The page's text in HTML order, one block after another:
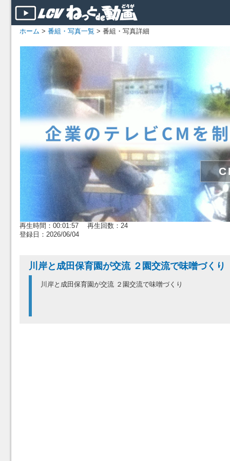
ホーム > 番組・写真一覧 > 番組・写真詳細
再生時間：00:01:57 再生回数：24
登録日：2026/06/04
川岸と成田保育園が交流 ２園交流で味噌づくり
川岸と成田保育園が交流 ２園交流で味噌づくり